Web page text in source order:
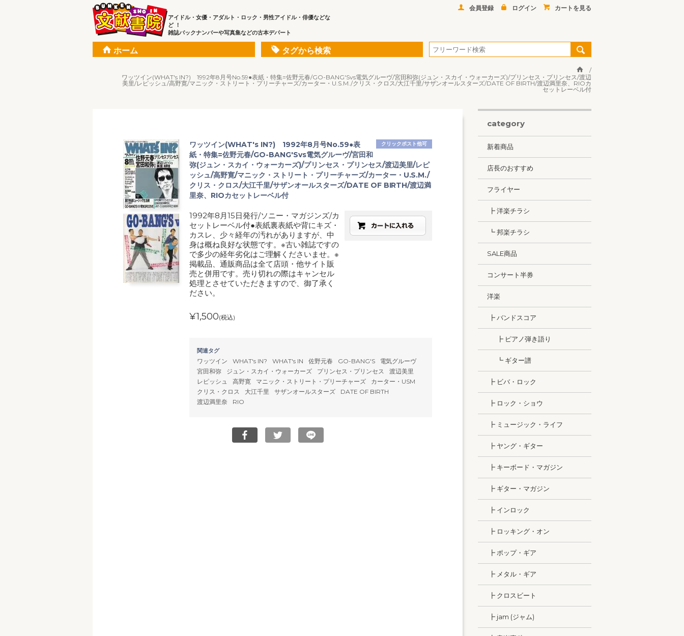
アイドル・女優・アダルト・ロック・男性アイドル・俳優などな
ど ！
雑誌バックナンバーや写真集などの古本デパート
会員登録 ログイン カートを見る
ホーム タグから検索
ワッツイン(WHAT's IN?) 1992年8月号No.59●表紙・特集=佐野元春/GO-BANG'Svs電気グルーヴ/宮田和弥(ジュン・スカイ・ウォーカーズ)/プリンセス・プリンセス/渡辺
美里/レピッシュ/高野寛/マニック・ストリート・プリーチャーズ/カーター・U.S.M./クリス・クロス/大江千里/サザンオールスターズ/DATE OF BIRTH/渡辺満里奈、RIOカ
セットレーベル付
クリックポスト他可
ワッツイン(WHAT's IN?) 1992年8月号No.59●表
紙・特集=佐野元春/GO-BANG'Svs電気グルーヴ/宮田和
弥(ジュン・スカイ・ウォーカーズ)/プリンセス・プリンセス/渡辺美里/レピ
ッシュ/高野寛/マニック・ストリート・プリーチャーズ/カーター・U.S.M./
クリス・クロス/大江千里/サザンオールスターズ/DATE OF BIRTH/渡辺満
里奈、RIOカセットレーベル付
1992年8月15日発行/ソニー・マガジンズ/カ
セットレーベル付●表紙裏表紙や背にキズ・
カスレ、少々経年の汚れがありますが、中
身は概ね良好な状態です。※古い雑誌ですの
で多少の経年劣化はご理解くださいませ。※
掲載品、通販商品は全て店頭・他サイト販
売と併用です。売り切れの際はキャンセル
処理とさせていただきますので、御了承く
ださい。
¥1,500(税込)
関連タグ
ワッツイン WHAT's IN? WHAT's IN 佐野元春 GO-BANG'S
電気グルーヴ
宮田和弥
ジュン・スカイ・ウォーカーズ プリンセス・プリンセス
渡辺美里
レピッシュ
高野寛 マニック・ストリート・プリーチャーズ
カーター・USM
クリス・クロス
大江千里 サザンオールスターズ
DATE OF BIRTH
渡辺満里奈
RIO
category
新着商品
店長のおすすめ
フライヤー
┣ 洋楽チラシ
┗ 邦楽チラシ
SALE商品
コンサート半券
洋楽
┣ バンドスコア
┣ ピアノ弾き語り
┗ ギター譜
┣ ビバ・ロック
┣ ロック・ショウ
┣ ミュージック・ライフ
┣ ヤング・ギター
┣ キーボード・マガジン
┣ ギター・マガジン
┣ インロック
┣ ロッキング・オン
┣ ポップ・ギア
┣ メタル・ギア
┣ クロスビート
┣ jam (ジャム)